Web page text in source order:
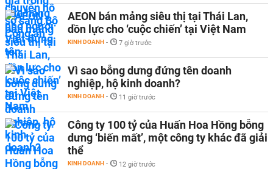
AEON bán mảng siêu thị tại Thái Lan,
dồn lực cho ‘cuộc chiến’ tại Việt Nam
KINH DOANH - 7 giờ trước
Vì sao bỗng dưng đứng tên doanh
nghiệp, hộ kinh doanh?
KINH DOANH - 11 giờ trước
Công ty 100 tỷ của Huấn Hoa Hồng bỗng
dưng ‘biến mất’, một công ty khác đã giải
thể
KINH DOANH - 12 giờ trước